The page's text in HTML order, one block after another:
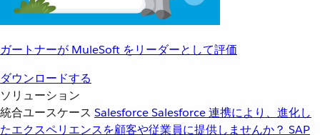
ガートナーが MuleSoft をリーダーとして評価
ダウンロードする
ソリューション
統合ユースケース SalesforceSalesforce 連携により、進化し
たエクスペリエンスを顧客や従業員に提供しませんか？ SAP